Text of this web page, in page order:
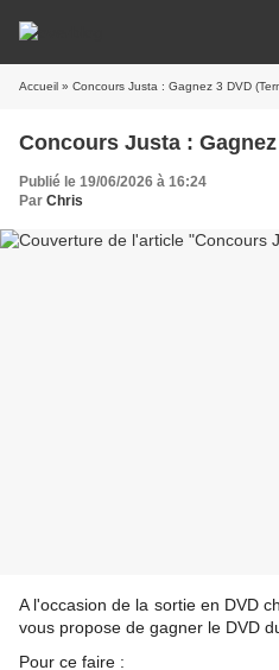
Accueil » Concours Justa : Gagnez 3 DVD
Concours Justa :
Publié le 19/06/2026 à 16:24
Par Chris
A l'occasion de la sortie en DVD
vous propose de gagner le DVD
Pour ce faire :